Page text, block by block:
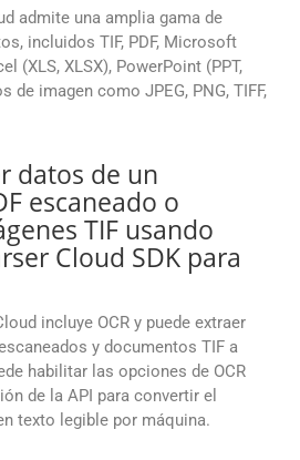
admite una amplia gama de
incluidos TIF, PDF, Microsoft
(XLS, XLSX), PowerPoint (PPT,
de imagen como JPEG, PNG, TIFF,
datos de un
escaneado o
TIF usando
Cloud SDK para
incluye OCR y puede extraer
y documentos TIF a
habilitar las opciones de OCR
de la API para convertir el
texto legible por máquina.